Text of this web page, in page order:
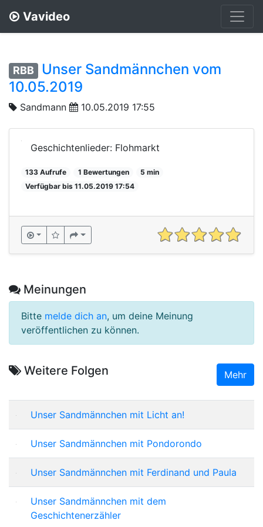
Vavideo
RBB
Unser Sandmännchen vom
10.05.2019
Sandmann 10.05.2019 17:55
Geschichtenlieder: Flohmarkt
133 Aufrufe 1 Bewertungen
5 min
Verfügbar bis 11.05.2019 17:54
Meinungen
Bitte melde dich an, um deine Meinung
veröffentlichen zu können.
Weitere Folgen Mehr
Unser Sandmännchen mit Licht an!
Unser Sandmännchen mit Pondorondo
Unser Sandmännchen mit Ferdinand und Paula
Unser Sandmännchen mit dem
Geschichtenerzähler